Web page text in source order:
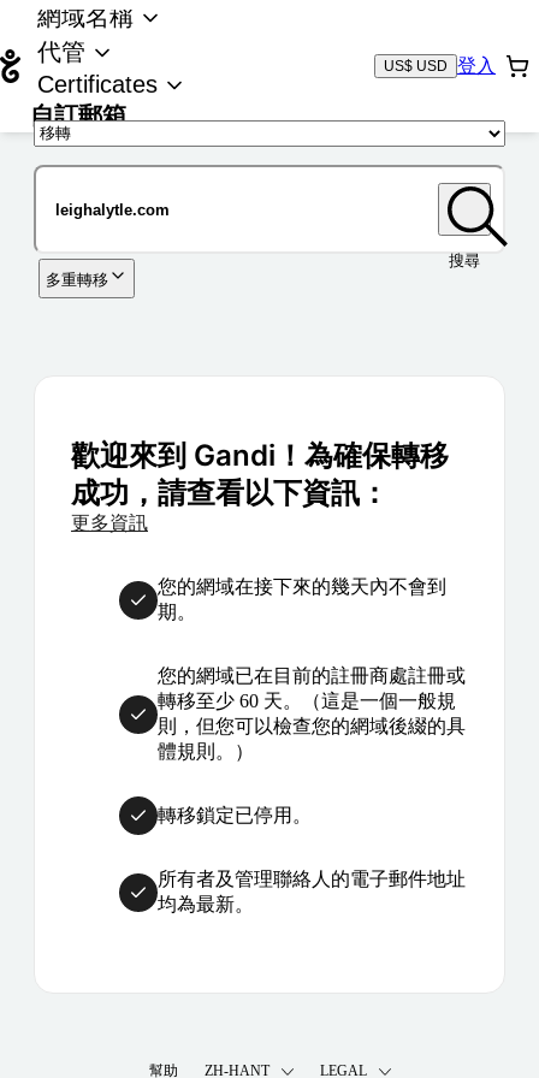
網域名稱
代管
Certificates
自訂郵箱
US$ USD 登入
搜尋
多重轉移
歡迎來到 Gandi！為確保轉移
成功，請查看以下資訊：
更多資訊
您的網域在接下來的幾天內不會到
期。
您的網域已在目前的註冊商處註冊或
轉移至少 60 天。（這是一個一般規
則，但您可以檢查您的網域後綴的具
體規則。）
轉移鎖定已停用。
所有者及管理聯絡人的電子郵件地址
均為最新。
幫助 ZH-HANT LEGAL